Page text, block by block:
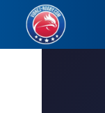
Aller
contenu